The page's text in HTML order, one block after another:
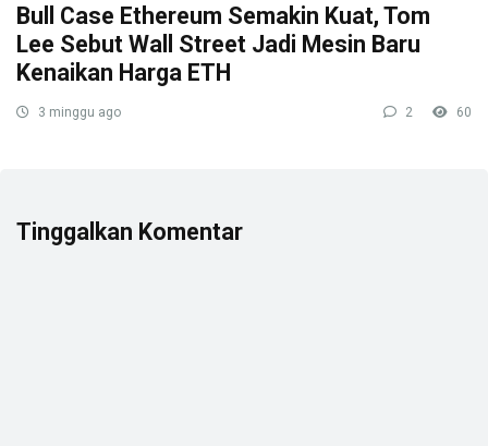
Bull Case Ethereum Semakin Kuat, Tom
Lee Sebut Wall Street Jadi Mesin Baru
Kenaikan Harga ETH
3 minggu ago 2 60
Tinggalkan Komentar